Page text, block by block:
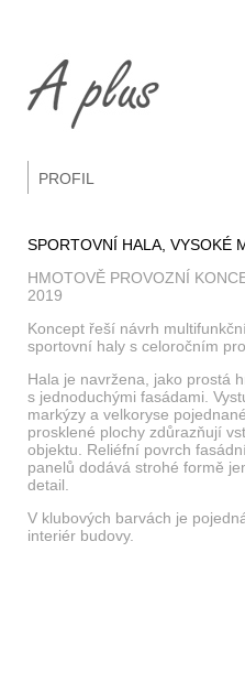
PROFIL
SPORTOVNÍ HALA, VYSOKÉ
HMOTOVĚ PROVOZNÍ
2019
Koncept řeší návrh
sportovní haly s celoročním
Hala je navržena, jako prostá
s jednoduchými fasádami.
markýzy a velkoryse pojednané
prosklené plochy zdůrazňují
objektu. Reliéfní povrch
panelů dodává strohé formě
detail.
V klubových barvách je
interiér budovy.